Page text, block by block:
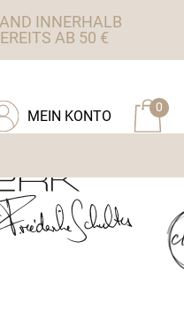
INNERHALB
AB 50 €
0
MEIN KONTO